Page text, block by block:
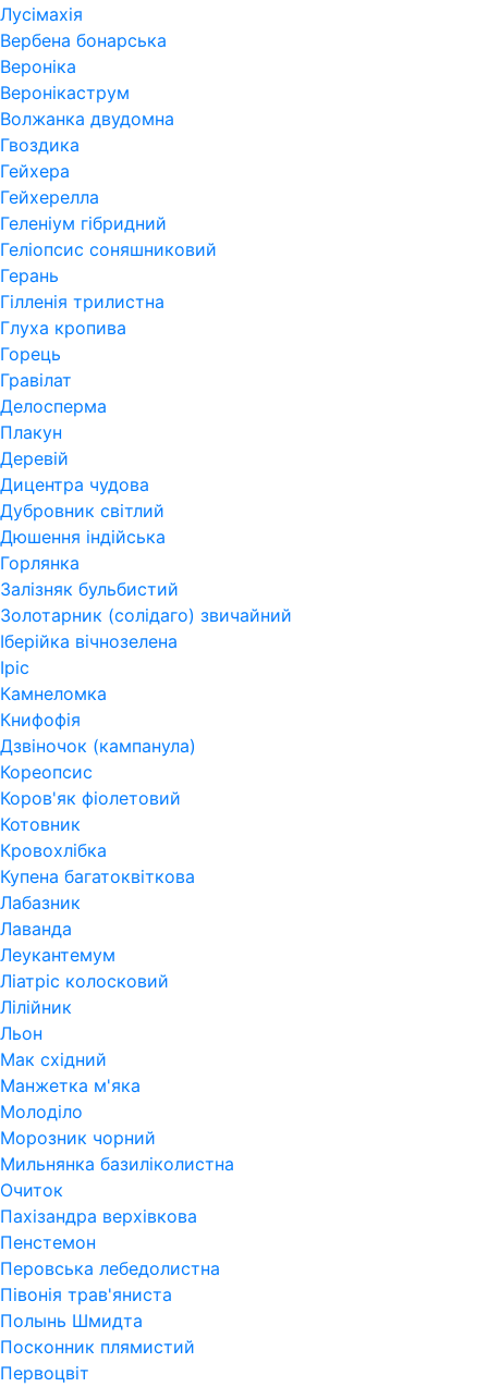
Лусімахія
Вербена бонарська
Вероніка
Веронікаструм
Волжанка двудомна
Гвоздика
Гейхера
Гейхерелла
Геленіум гібридний
Геліопсис соняшниковий
Герань
Гiлленiя трилистна
Глуха кропива
Горець
Гравілат
Делосперма
Плакун
Деревій
Дицентра чудова
Дубровник світлий
Дюшення індійська
Горлянка
Залізняк бульбистий
Золотарник (солідаго) звичайний
Іберійка вічнозелена
Іріс
Камнеломка
Книфофія
Дзвіночок (кампанула)
Кореопсис
Коров'як фіолетовий
Котовник
Кровохлібка
Купена багатоквіткова
Лабазник
Лаванда
Леукантемум
Ліатріс колосковий
Лілійник
Льон
Мак східний
Манжетка м'яка
Молоділо
Морозник чорний
Мильнянка базиліколистна
Очиток
Пахізандра верхівкова
Пенстемон
Перовська лебедолистна
Півонія трав'яниста
Полынь Шмидта
Посконник плямистий
Первоцвіт